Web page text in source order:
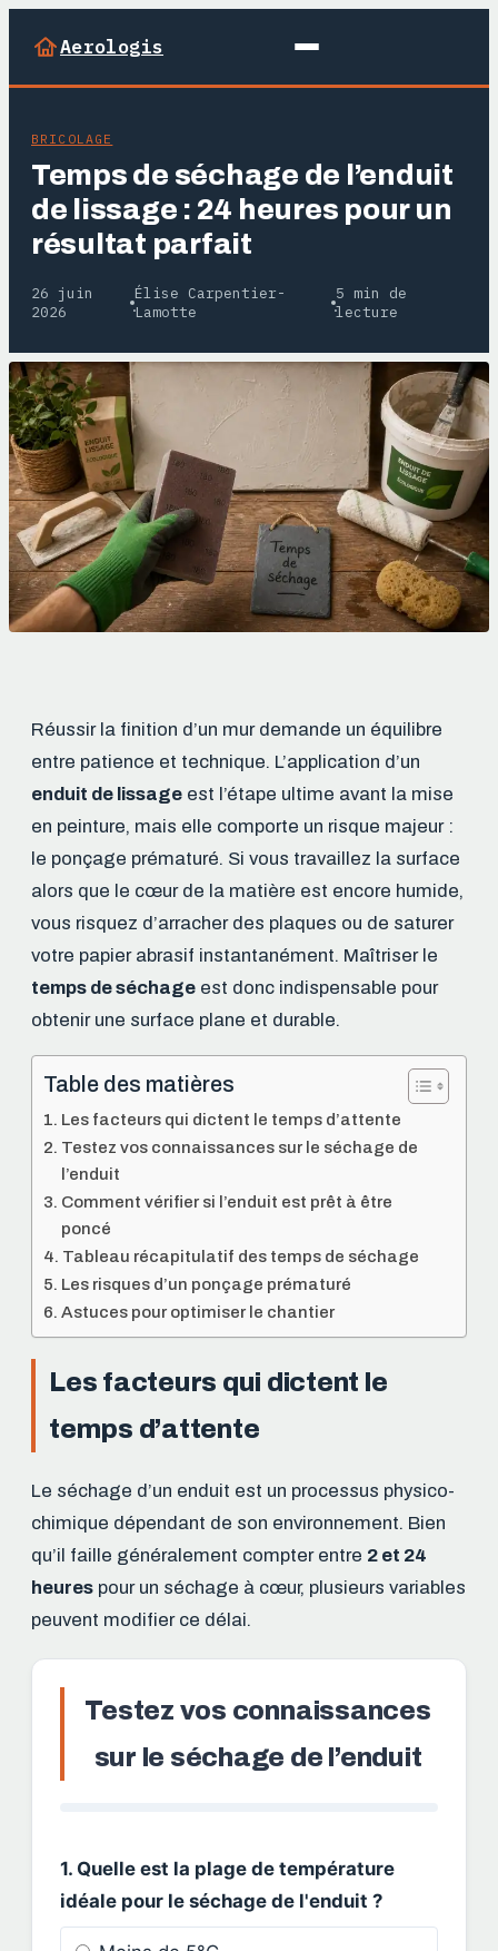
Aerologis
BRICOLAGE
Temps de séchage de l’enduit
de lissage : 24 heures pour un
résultat parfait
26 juin
2026
·
Élise Carpentier-
Lamotte
·
5 min de
lecture
Réussir la finition d’un mur demande un équilibre
entre patience et technique. L’application d’un
enduit de lissage est l’étape ultime avant la mise
en peinture, mais elle comporte un risque majeur :
le ponçage prématuré. Si vous travaillez la surface
alors que le cœur de la matière est encore humide,
vous risquez d’arracher des plaques ou de saturer
votre papier abrasif instantanément. Maîtriser le
temps de séchage est donc indispensable pour
obtenir une surface plane et durable.
Table des matières
Les facteurs qui dictent le temps d’attente
Testez vos connaissances sur le séchage de
l’enduit
Comment vérifier si l’enduit est prêt à être
poncé
Tableau récapitulatif des temps de séchage
Les risques d’un ponçage prématuré
Astuces pour optimiser le chantier
Les facteurs qui dictent le
temps d’attente
Le séchage d’un enduit est un processus physico-
chimique dépendant de son environnement. Bien
qu’il faille généralement compter entre 2 et 24
heures pour un séchage à cœur, plusieurs variables
peuvent modifier ce délai.
Testez vos connaissances
sur le séchage de l’enduit
1. Quelle est la plage de température
idéale pour le séchage de l'enduit ?